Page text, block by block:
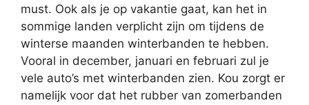
must. Ook als je op vakantie gaat, kan het in
sommige landen verplicht zijn om tijdens de
winterse maanden winterbanden te hebben.
Vooral in december, januari en februari zul je
vele auto’s met winterbanden zien. Kou zorgt er
namelijk voor dat het rubber van zomerbanden